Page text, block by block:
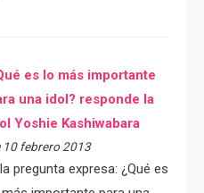
es lo más importante
una idol? responde la
Yoshie Kashiwabara
10 febrero 2013
pregunta expresa: ¿Qué es